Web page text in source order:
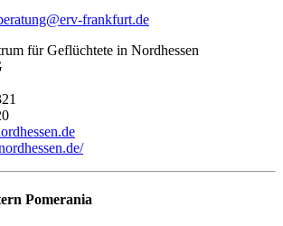
frankfurt.de
für Geflüchtete in Nordhessen
Pomerania